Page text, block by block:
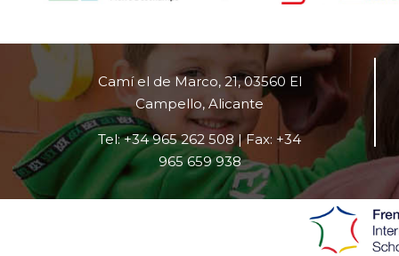
Camí el de Marco, 21, 03560 El
Campello, Alicante
Tel: +34 965 262 508 | Fax: +34
965 659 938